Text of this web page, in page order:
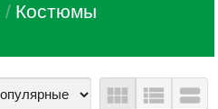
Костюмы
view_module view_list view_stream